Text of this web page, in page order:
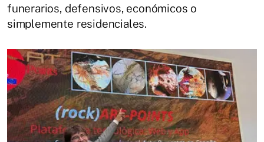
funerarios, defensivos, económicos o
simplemente residenciales.